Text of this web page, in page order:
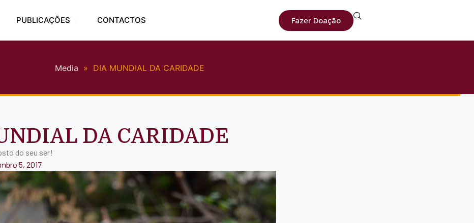
PUBLICAÇÕES CONTACTOS Fazer Doação
Media » DIA MUNDIAL DA CARIDADE
DA CARIDADE
do seu ser!
5, 2017